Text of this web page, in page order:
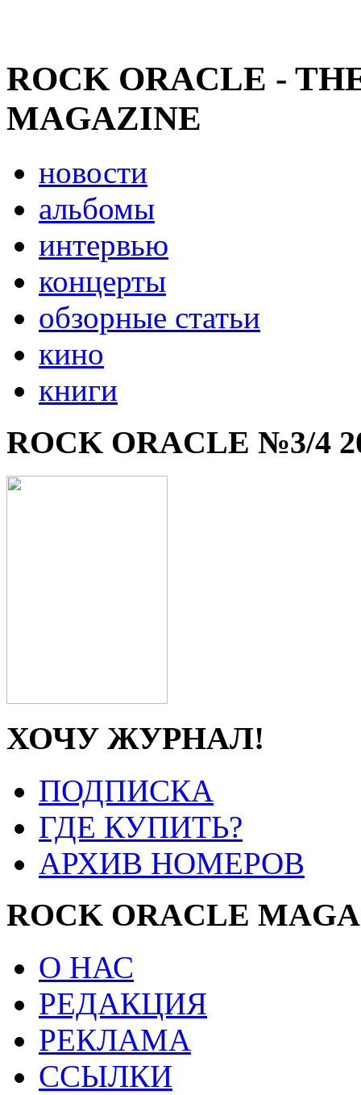
ROCK ORACLE -
MAGAZINE
новости
альбомы
интервью
концерты
обзорные статьи
кино
книги
ROCK ORACLE №3/4
ХОЧУ ЖУРНАЛ!
ПОДПИСКА
ГДЕ КУПИТЬ?
АРХИВ НОМЕРОВ
ROCK ORACLE
О НАС
РЕДАКЦИЯ
РЕКЛАМА
ССЫЛКИ